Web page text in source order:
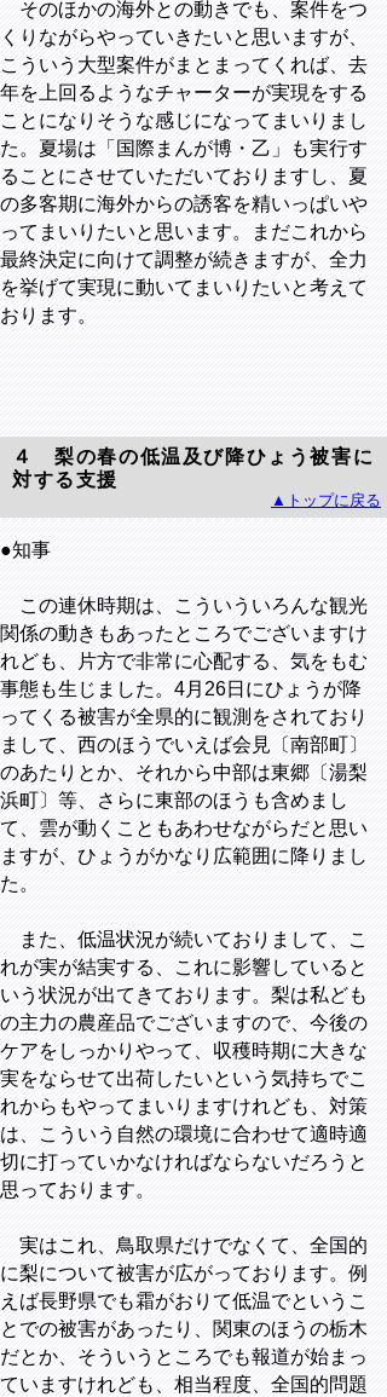
そのほかの海外との動きでも、案件をつ
くりながらやっていきたいと思いますが、
こういう大型案件がまとまってくれば、去
年を上回るようなチャーターが実現をする
ことになりそうな感じになってまいりまし
た。夏場は「国際まんが博・乙」も実行す
ることにさせていただいておりますし、夏
の多客期に海外からの誘客を精いっぱいや
ってまいりたいと思います。まだこれから
最終決定に向けて調整が続きますが、全力
を挙げて実現に動いてまいりたいと考えて
おります。
４ 梨の春の低温及び降ひょう被害に
対する支援
▲トップに戻る
●知事
この連休時期は、こういういろんな観光
関係の動きもあったところでございますけ
れども、片方で非常に心配する、気をもむ
事態も生じました。4月26日にひょうが降
ってくる被害が全県的に観測をされており
まして、西のほうでいえば会見〔南部町〕
のあたりとか、それから中部は東郷〔湯梨
浜町〕等、さらに東部のほうも含めまし
て、雲が動くこともあわせながらだと思い
ますが、ひょうがかなり広範囲に降りまし
た。
また、低温状況が続いておりまして、こ
れが実が結実する、これに影響していると
いう状況が出てきております。梨は私ども
の主力の農産品でございますので、今後の
ケアをしっかりやって、収穫時期に大きな
実をならせて出荷したいという気持ちでこ
れからもやってまいりますけれども、対策
は、こういう自然の環境に合わせて適時適
切に打っていかなければならないだろうと
思っております。
実はこれ、鳥取県だけでなくて、全国的
に梨について被害が広がっております。例
えば長野県でも霜がおりて低温でというこ
とでの被害があったり、関東のほうの栃木
だとか、そういうところでも報道が始まっ
ていますけれども、相当程度、全国的問題